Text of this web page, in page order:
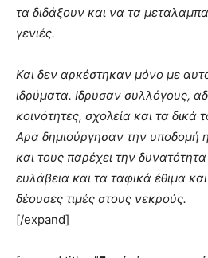
τα διδάξουν και να τα
γενιές.
Και δεν αρκέστηκαν μόνο με
ιδρύματα. Ιδρυσαν συλλόγους,
κοινότητες, σχολεία και τα
Αρα δημιούργησαν την υποδομή
και τους παρέχει την
ευλάβεια και τα ταφικά έθιμα
δέουσες τιμές στους νεκρούς.
[/expand]